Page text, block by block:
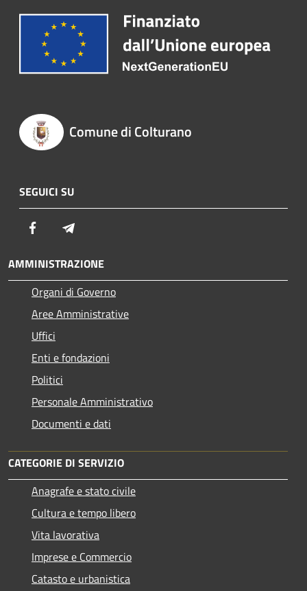
Comune di Colturano
SEGUICI SU
Facebook
AMMINISTRAZIONE
Organi di Governo
Aree Amministrative
Uffici
Enti e fondazioni
Politici
Personale Amministrativo
Documenti e dati
CATEGORIE DI SERVIZIO
Anagrafe e stato civile
Cultura e tempo libero
Vita lavorativa
Imprese e Commercio
Catasto e urbanistica